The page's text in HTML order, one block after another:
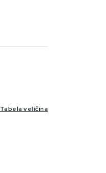
Tabela veličina